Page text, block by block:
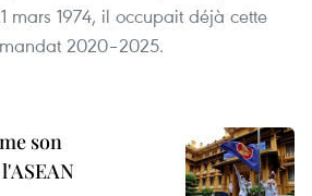
mars 1974, il occupait déjà cette
2020–2025.
son